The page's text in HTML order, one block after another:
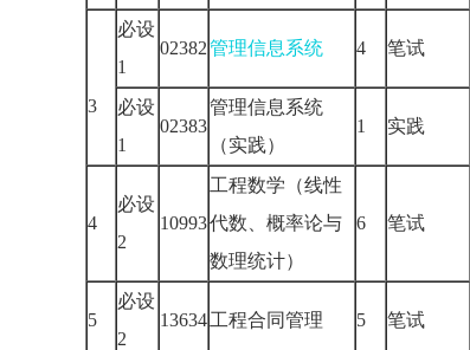
3
必设
1
02382管理信息系统 4 笔试
必设
1
02383
管理信息系统
（实践）
1 实践
4
必设
2
10993
工程数学（线性
代数、概率论与
数理统计）
6 笔试
5
必设
2
13634工程合同管理 5 笔试